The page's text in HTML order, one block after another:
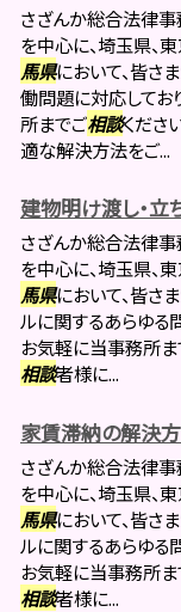
さざんか総合法律事
を中心に、埼玉県、
馬県において、皆さ
働問題に対応してお
所までご相談くださ
適な解決方法をご...
建物明け渡し・
さざんか総合法律事
を中心に、埼玉県、
馬県において、皆さ
ルに関するあらゆる
お気軽に当事務所ま
相談者様に...
家賃滞納の解決
さざんか総合法律事
を中心に、埼玉県、
馬県において、皆さ
ルに関するあらゆる
お気軽に当事務所ま
相談者様に...